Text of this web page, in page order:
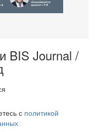
BIS Journal /
с политикой